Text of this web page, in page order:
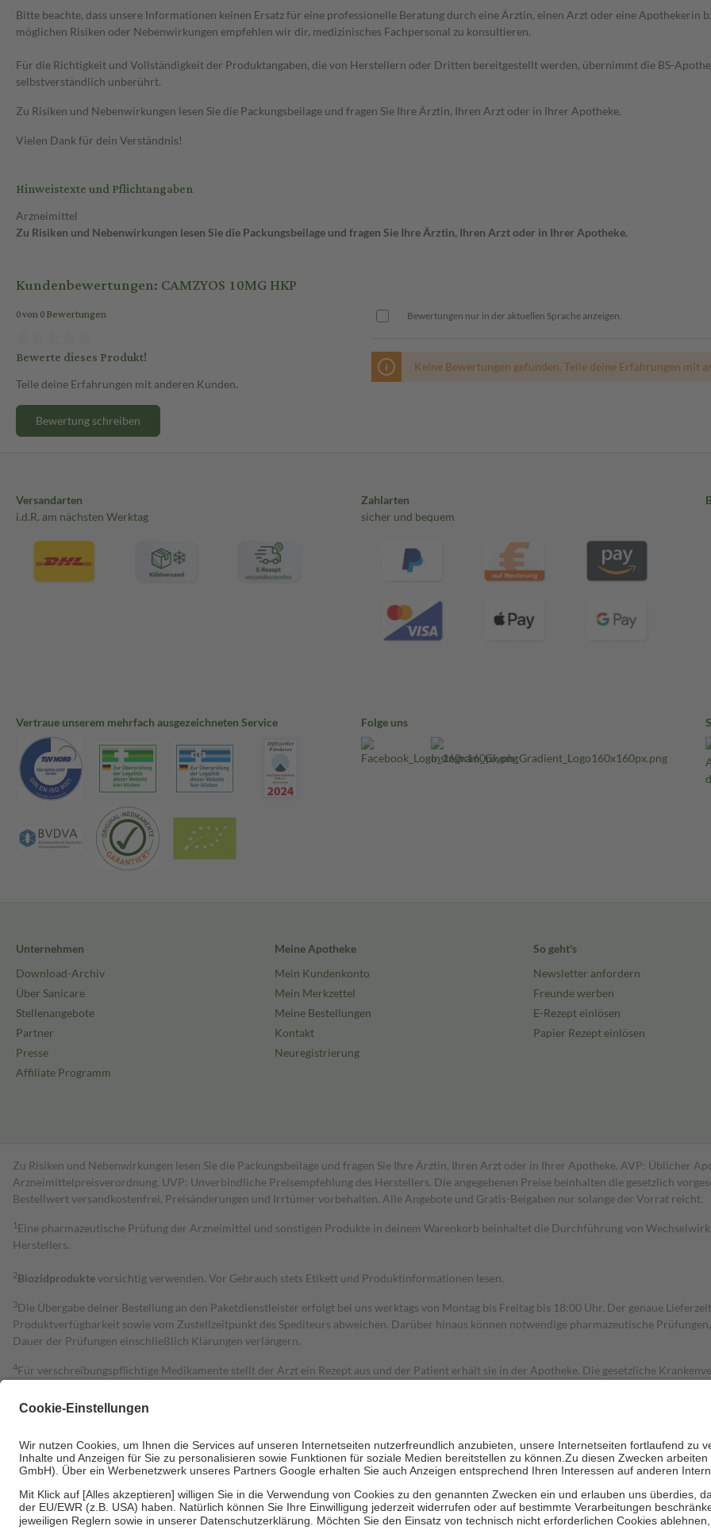
Bitte beachte, dass unsere Informationen keinen Ersatz für eine professionelle Beratung durch eine Ärztin, einen Arzt oder eine Apothekerin
möglichen Risiken oder Nebenwirkungen empfehlen wir dir, medizinisches Fachpersonal zu konsultieren.
Für die Richtigkeit und Vollständigkeit der Produktangaben, die von Herstellern oder Dritten bereitgestellt werden, übernimmt die BS-
selbstverständlich unberührt.
Zu Risiken und Nebenwirkungen lesen Sie die Packungsbeilage und fragen Sie Ihre Ärztin, Ihren Arzt oder in Ihrer Apotheke.
Vielen Dank für dein Verständnis!
Hinweistexte und Pflichtangaben
Arzneimittel
Zu Risiken und Nebenwirkungen lesen Sie die Packungsbeilage und fragen Sie Ihre Ärztin, Ihren Arzt oder in Ihrer Apotheke.
Kundenbewertungen: CAMZYOS 10MG HKP
0 von 0 Bewertungen
Bewerte dieses Produkt!
Teile deine Erfahrungen mit anderen Kunden.
Bewertung schreiben
Bewertungen nur in der aktuellen Sprache anzeigen.
Keine Bewertungen gefunden. Teile deine Erfahrungen mit
Versandarten
i.d.R. am nächsten Werktag
Zahlarten
sicher und bequem
Vertraue unserem mehrfach ausgezeichneten Service Folge uns
Unternehmen
Download-Archiv
Über Sanicare
Stellenangebote
Partner
Presse
Affiliate Programm
Meine Apotheke
Mein Kundenkonto
Mein Merkzettel
Meine Bestellungen
Kontakt
Neuregistrierung
So geht's
Newsletter anfordern
Freunde werben
E-Rezept einlösen
Papier Rezept einlösen
Zu Risiken und Nebenwirkungen lesen Sie die Packungsbeilage und fragen Sie Ihre Ärztin, Ihren Arzt oder in Ihrer Apotheke. AVP: Üblicher
Arzneimittelpreisverordnung. UVP: Unverbindliche Preisempfehlung des Herstellers. Die angegebenen Preise beinhalten die gesetzlich
Bestell­wert versand­kosten­frei. Preisänderungen und Irrtümer vorbehalten. Alle Angebote und Gratis-Beigaben nur solange der Vorrat reicht.
1 Eine pharmazeutische Prüfung der Arzneimittel und sonstigen Produkte in deinem Warenkorb beinhaltet die Durchführung von
Herstellers.
2Biozidproduktevorsichtig verwenden. Vor Gebrauch stets Etikett und Produktinformationen lesen.
3Die Übergabe deiner Bestellung an den Paketdienstleister erfolgt bei uns werktags von Montag bis Freitag bis 18:00 Uhr. Der genaue
Produktverfügbarkeit sowie vom Zustellzeitpunkt des Spediteurs abweichen. Darüber hinaus können notwendige pharmazeutische
Dauer der Prüfungen einschließlich Klärungen verlängern.
4Für verschreibungspflichtige Medikamente stellt der Arzt ein Rezept aus und der Patient erhält sie in der Apotheke. Die gesetzliche
Grundsätzlich leisten Mitglieder Zuzahlungen in Höhe von zehn Prozent des Abgabepreises,
Bei Heilmitteln und häuslicher Krankenpflege beträgt die Zuzahlung zehn Prozent der Kosten sowie zehn Euro je Verordnung.
Um das Engagement der Versicherten für ihre eigene Gesundheit zu stärken und die besondere Stellung der Familie zu unterstützen, fallen
• Untersuchungen zur Vorsorge und Früherkennung, die von der GKV getragen werden
• empfohlenen Schutzimpfungen